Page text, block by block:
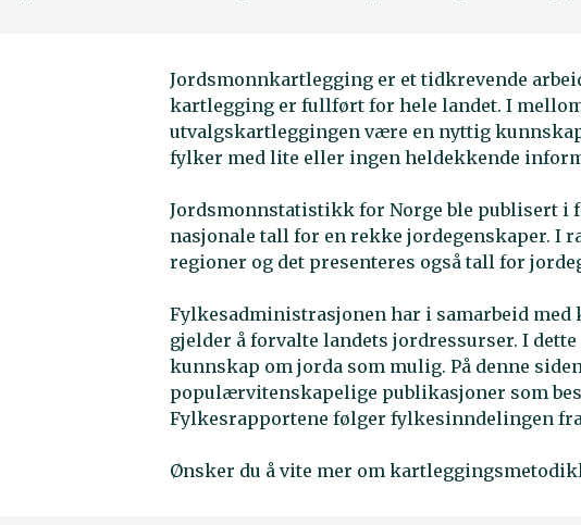
Jordsmonnkartlegging er et tidkrevende
kartlegging er fullført for hele landet. I
utvalgskartleggingen være en nyttig
fylker med lite eller ingen heldekkende
Jordsmonnstatistikk for Norge ble publisert i
nasjonale tall for en rekke jordegenskaper. I
regioner og det presenteres også tall for
Fylkesadministrasjonen har i samarbeid med
gjelder å forvalte landets jordressurser. I
kunnskap om jorda som mulig. På denne
populærvitenskapelige publikasjoner som
Fylkesrapportene følger fylkesinndelingen
Ønsker du å vite mer om